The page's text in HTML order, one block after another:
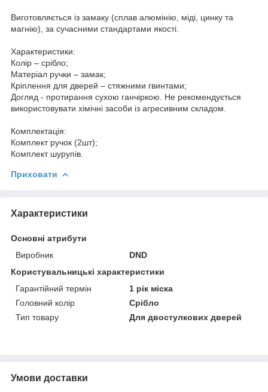
Виготовляється із замаку (сплав алюмінію, міді, цинку та
магнію), за сучасними стандартами якості.
Характеристики:
Колір – срібло;
Матеріал ручки – замак;
Кріплення для дверей – стяжними гвинтами;
Догляд - протирання сухою ганчіркою. Не рекомендується
використовувати хімічні засоби із агресивним складом.
Комплектація:
Комплект ручок (2шт);
Комплект шурупів.
Приховати
Характеристики
Основні атрибути
Виробник
DND
Користувальницькі характеристики
Гарантійний термін
1 рік міска
Головний колір
Срібло
Тип товару
Для двостулкових дверей
Умови доставки